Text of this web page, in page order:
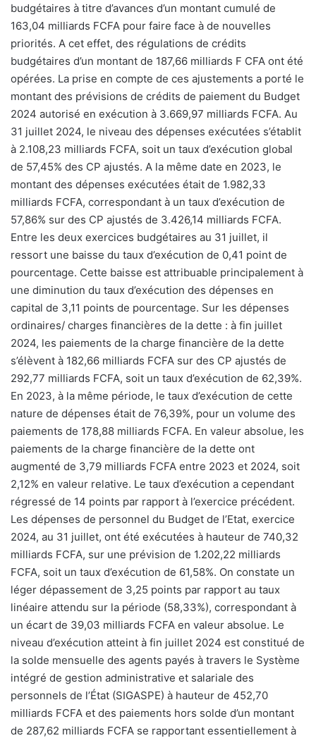
budgétaires à titre d’avances d’un montant cumulé de
163,04 milliards FCFA pour faire face à de nouvelles
priorités. A cet effet, des régulations de crédits
budgétaires d’un montant de 187,66 milliards F CFA ont été
opérées. La prise en compte de ces ajustements a porté le
montant des prévisions de crédits de paiement du Budget
2024 autorisé en exécution à 3.669,97 milliards FCFA. Au
31 juillet 2024, le niveau des dépenses exécutées s’établit
à 2.108,23 milliards FCFA, soit un taux d’exécution global
de 57,45% des CP ajustés. A la même date en 2023, le
montant des dépenses exécutées était de 1.982,33
milliards FCFA, correspondant à un taux d’exécution de
57,86% sur des CP ajustés de 3.426,14 milliards FCFA.
Entre les deux exercices budgétaires au 31 juillet, il
ressort une baisse du taux d’exécution de 0,41 point de
pourcentage. Cette baisse est attribuable principalement à
une diminution du taux d’exécution des dépenses en
capital de 3,11 points de pourcentage. Sur les dépenses
ordinaires/ charges financières de la dette : à fin juillet
2024, les paiements de la charge financière de la dette
s’élèvent à 182,66 milliards FCFA sur des CP ajustés de
292,77 milliards FCFA, soit un taux d’exécution de 62,39%.
En 2023, à la même période, le taux d’exécution de cette
nature de dépenses était de 76,39%, pour un volume des
paiements de 178,88 milliards FCFA. En valeur absolue, les
paiements de la charge financière de la dette ont
augmenté de 3,79 milliards FCFA entre 2023 et 2024, soit
2,12% en valeur relative. Le taux d’exécution a cependant
régressé de 14 points par rapport à l’exercice précédent.
Les dépenses de personnel du Budget de l’Etat, exercice
2024, au 31 juillet, ont été exécutées à hauteur de 740,32
milliards FCFA, sur une prévision de 1.202,22 milliards
FCFA, soit un taux d’exécution de 61,58%. On constate un
léger dépassement de 3,25 points par rapport au taux
linéaire attendu sur la période (58,33%), correspondant à
un écart de 39,03 milliards FCFA en valeur absolue. Le
niveau d’exécution atteint à fin juillet 2024 est constitué de
la solde mensuelle des agents payés à travers le Système
intégré de gestion administrative et salariale des
personnels de l’État (SIGASPE) à hauteur de 452,70
milliards FCFA et des paiements hors solde d’un montant
de 287,62 milliards FCFA se rapportant essentiellement à